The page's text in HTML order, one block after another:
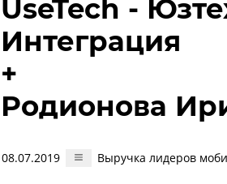
UseTech -
Интеграция
+
Родионова
08.07.2019 Выручка лидеров